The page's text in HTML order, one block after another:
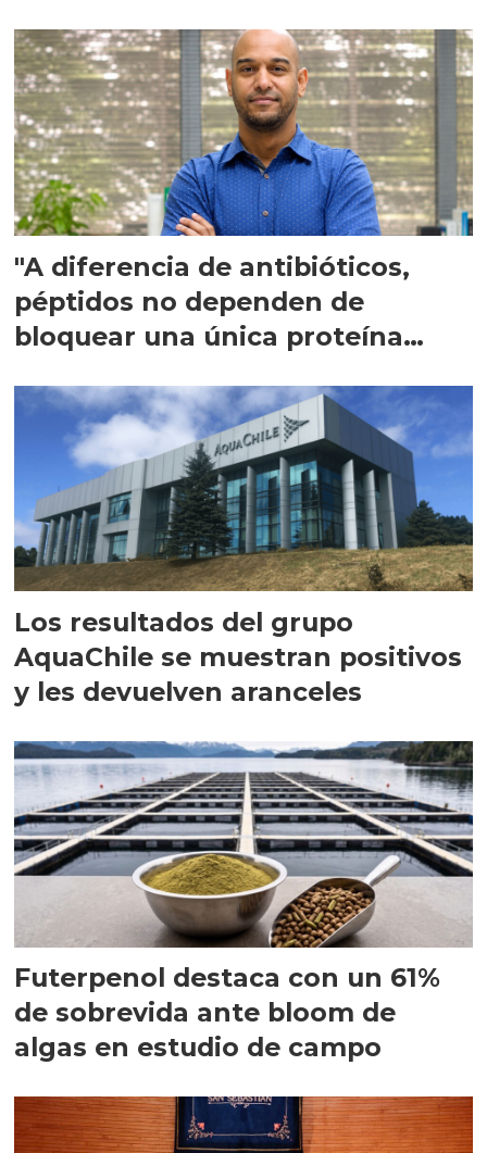
"A diferencia de antibióticos,
péptidos no dependen de
bloquear una única proteína
Los resultados del grupo
AquaChile se muestran positivos
y les devuelven aranceles
Futerpenol destaca con un 61%
de sobrevida ante bloom de
algas en estudio de campo